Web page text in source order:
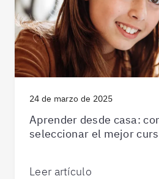
24 de marzo de 2025
Aprender desde casa:
seleccionar el mejor
Leer artículo